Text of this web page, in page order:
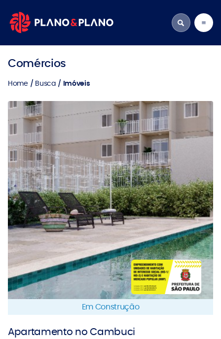
Comércios
Home Busca Imóveis
Em Construção
Apartamento no Cambuci